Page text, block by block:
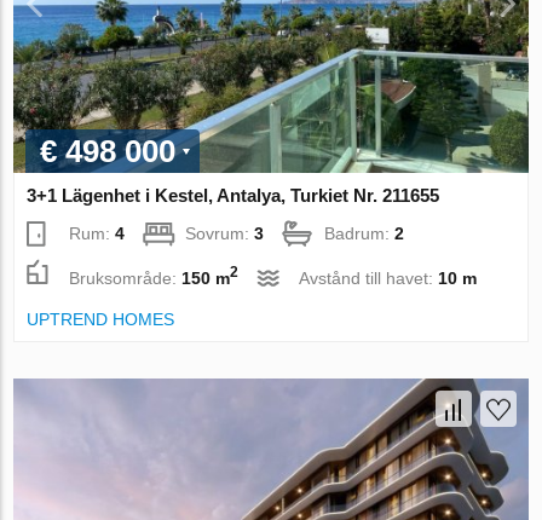
€ 498 000
3+1 Lägenhet i Kestel, Antalya, Turkiet Nr. 211655
Rum:4 Sovrum:3 Badrum:2
Bruksområde: 150 m2 Avstånd till havet: 10 m
UPTREND HOMES